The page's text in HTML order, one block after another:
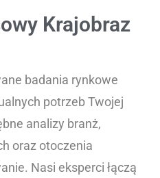
Krajobraz
badania rynkowe
potrzeb Twojej
analizy branż,
oraz otoczenia
Nasi eksperci łączą